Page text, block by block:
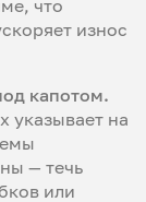
что
износ
капотом.
указывает на
— течь
или